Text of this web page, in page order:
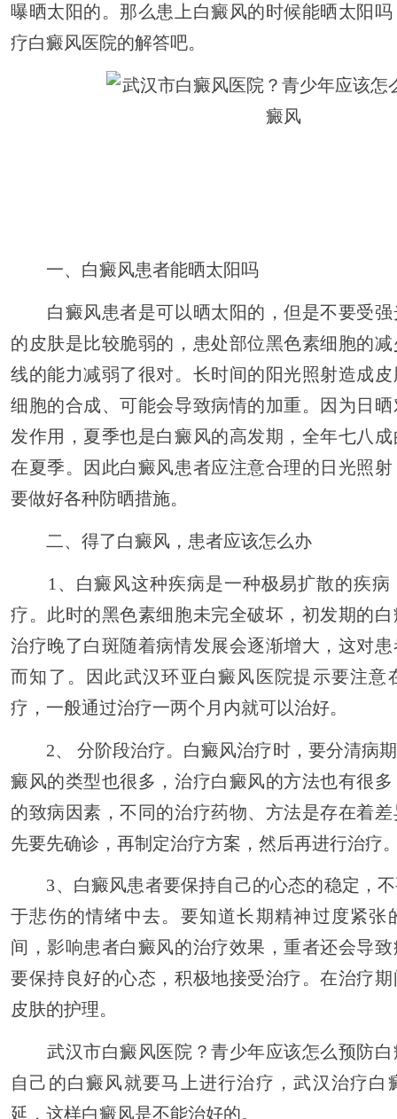
曝晒太阳的。那么患上白癜风的时候能晒太阳
疗白癜风医院的解答吧。
一、白癜风患者能晒太阳吗
白癜风患者是可以晒太阳的，但是不要受强
的皮肤是比较脆弱的，患处部位黑色素细胞的
线的能力减弱了很对。长时间的阳光照射造成
细胞的合成、可能会导致病情的加重。因为日
发作用，夏季也是白癜风的高发期，全年七八
在夏季。因此白癜风患者应注意合理的日光照
要做好各种防晒措施。
二、得了白癜风，患者应该怎么办
1、白癜风这种疾病是一种极易扩散的疾病
疗。此时的黑色素细胞未完全破坏，初发期的
治疗晚了白斑随着病情发展会逐渐增大，这对
而知了。因此武汉环亚白癜风医院提示要注意
疗，一般通过治疗一两个月内就可以治好。
2、 分阶段治疗。白癜风治疗时，要分清病期
癜风的类型也很多，治疗白癜风的方法也有很
的致病因素，不同的治疗药物、方法是存在着
先要先确诊，再制定治疗方案，然后再进行治疗
3、白癜风患者要保持自己的心态的稳定，不
于悲伤的情绪中去。要知道长期精神过度紧张
间，影响患者白癜风的治疗效果，重者还会导
要保持良好的心态，积极地接受治疗。在治疗
皮肤的护理。
武汉市白癜风医院？青少年应该怎么预防白
自己的白癜风就要马上进行治疗，武汉治疗白
延，这样白癜风是不能治好的。